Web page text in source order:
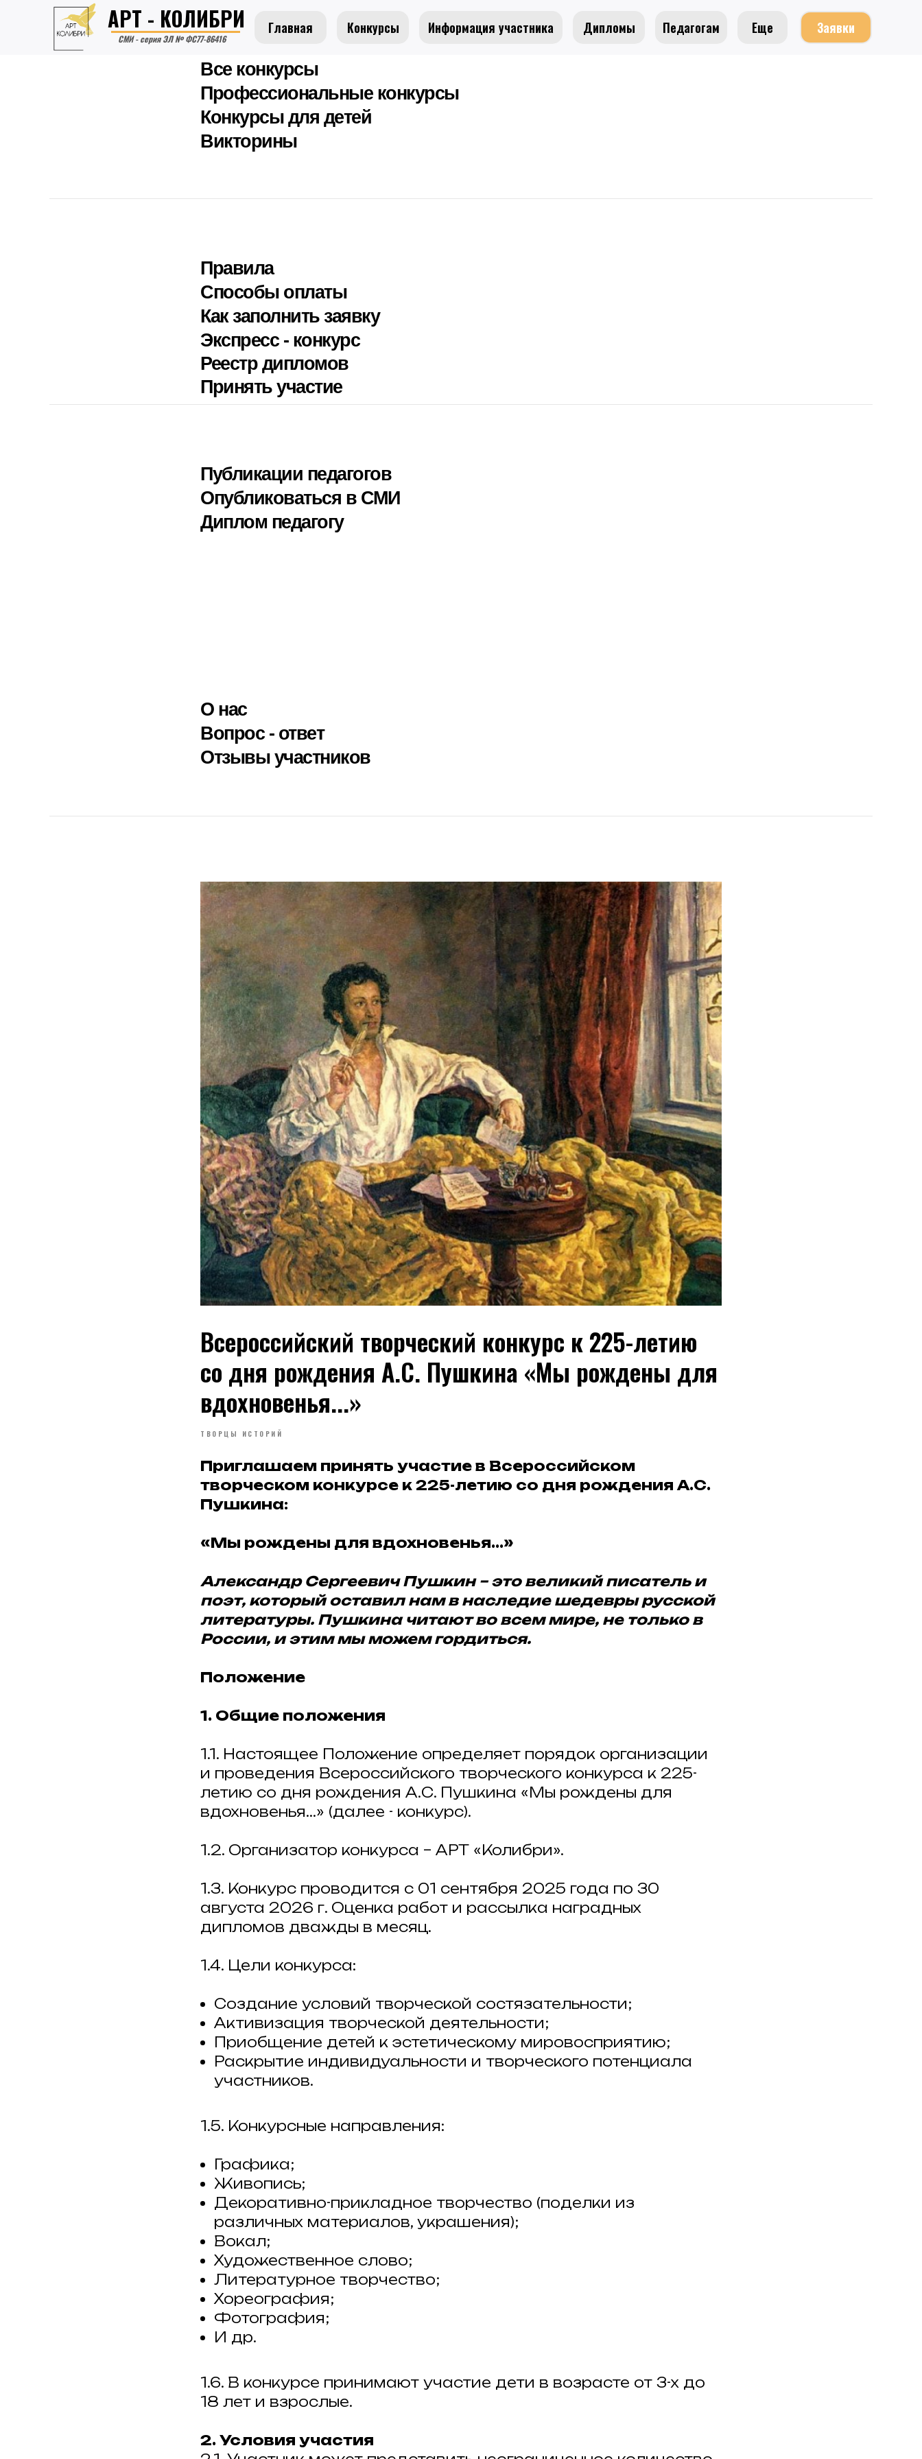
АРТ - КОЛИБРИ
СМИ - серия ЭЛ № ФС77-86416
Главная Дипломы Заявки
Еще
Педагогам
Конкурсы Информация участника
Все конкурсы
Профессиональные конкурсы
Конкурсы для детей
Викторины
Правила
Способы оплаты
Как заполнить заявку
Экспресс - конкурс
Реестр дипломов
Принять участие
Публикации педагогов
Опубликоваться в СМИ
Диплом педагогу
О нас
Вопрос - ответ
Отзывы участников
Всероссийский творческий конкурс к 225-летию
со дня рождения А.С. Пушкина «Мы рождены для
вдохновенья...»
ТВОРЦЫ ИСТОРИЙ
Приглашаем принять участие в Всероссийском
творческом конкурсе к 225-летию со дня рождения А.С.
Пушкина:
«Мы рождены для вдохновенья...»
Александр Сергеевич Пушкин – это великий писатель и
поэт, который оставил нам в наследие шедевры русской
литературы. Пушкина читают во всем мире, не только в
России, и этим мы можем гордиться.
Положение
1. Общие положения
1.1. Настоящее Положение определяет порядок организации
и проведения Всероссийского творческого конкурса к 225-
летию со дня рождения А.С. Пушкина «Мы рождены для
вдохновенья...» (далее - конкурс).
1.2. Организатор конкурса – АРТ «Колибри».
1.3. Конкурс проводится с 01 сентября 2025 года по 30
августа 2026 г. Оценка работ и рассылка наградных
дипломов дважды в месяц.
1.4. Цели конкурса:
Создание условий творческой состязательности;
Активизация творческой деятельности;
Приобщение детей к эстетическому мировосприятию;
Раскрытие индивидуальности и творческого потенциала
участников.
1.5. Конкурсные направления:
Графика;
Живопись;
Декоративно-прикладное творчество (поделки из
различных материалов, украшения);
Вокал;
Художественное слово;
Литературное творчество;
Хореография;
Фотография;
И др.
1.6. В конкурсе принимают участие дети в возрасте от 3-х до
18 лет и взрослые.
2. Условия участия